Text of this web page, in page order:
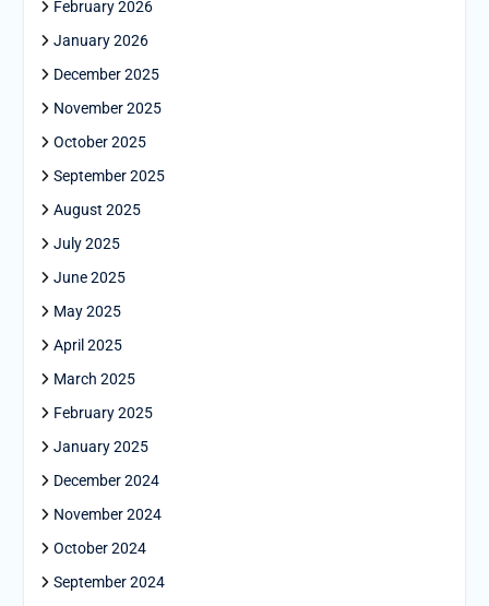
February 2026
January 2026
December 2025
November 2025
October 2025
September 2025
August 2025
July 2025
June 2025
May 2025
April 2025
March 2025
February 2025
January 2025
December 2024
November 2024
October 2024
September 2024